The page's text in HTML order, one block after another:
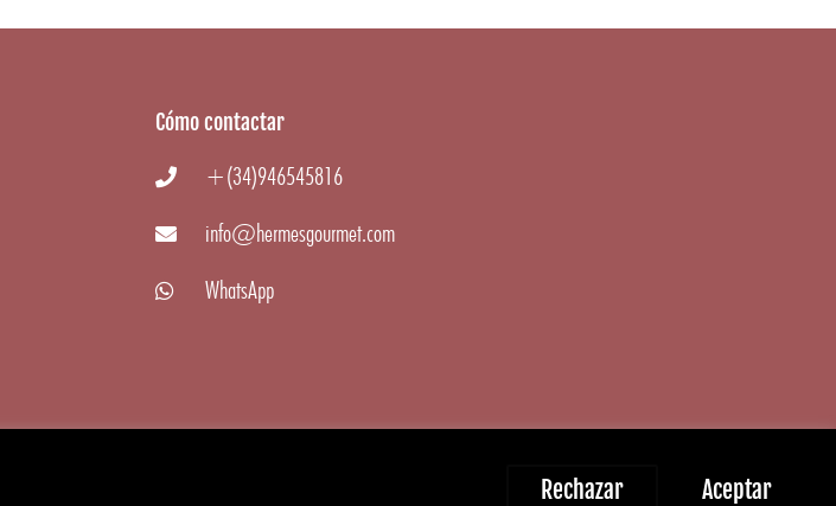
Rechazar Aceptar
Cómo contactar
+(34)946545816
info@hermesgourmet.com
WhatsApp